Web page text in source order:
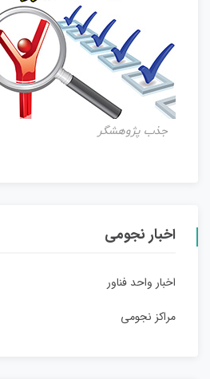
جذب پژوهشگر
اخبار نجومی
اخبار واحد فناور
مراکز نجومی